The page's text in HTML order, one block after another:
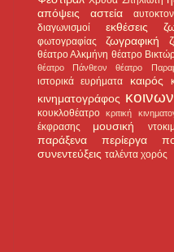
απόψεις
αστεία
διαγωνισμοί
εκθέσεις
φωτογραφίας
ζωγραφική
θέατρο Αλκμήνη θέατρο
θέατρο Πάνθεον θέατρο
ιστορικά ευρήματα
καιρός
κινηματογράφος
κουκλοθέατρο
κριτική
έκφρασης
μουσική
παράξενα περίεργα
συνεντεύξεις ταλέντα χορός